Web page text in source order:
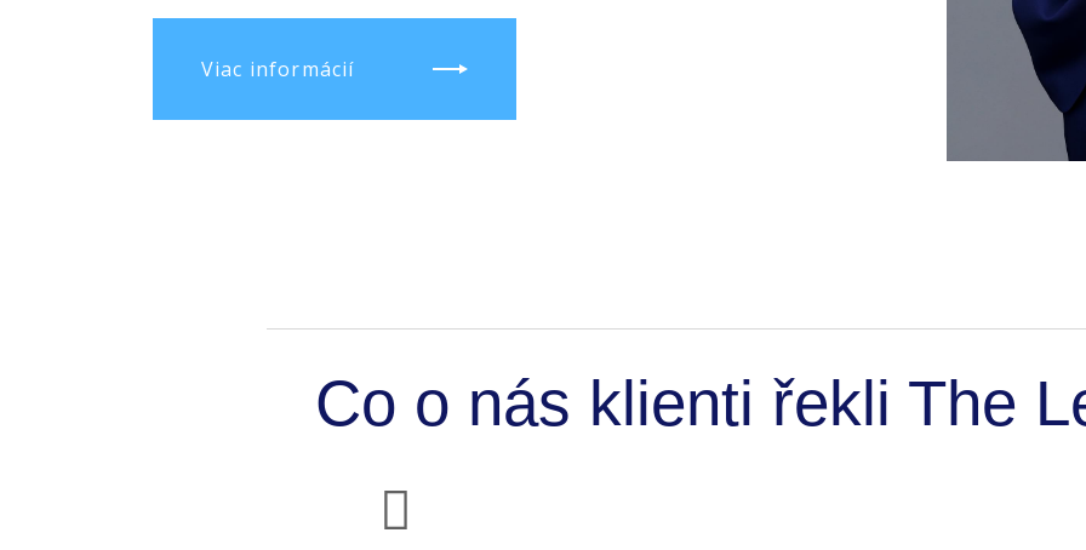
Viac informácií
Co o nás klienti řekli The